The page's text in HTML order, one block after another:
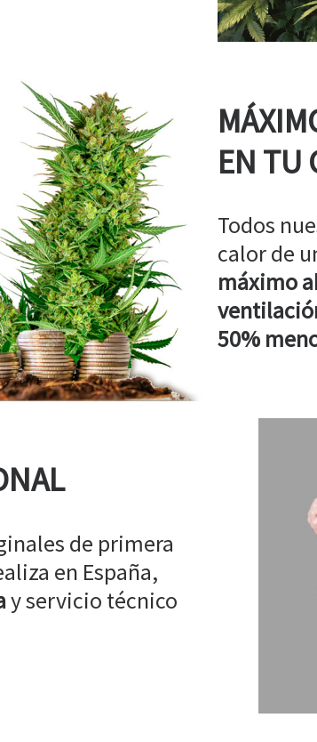
EN TU
Todos
calor de
máximo
50%
de primera
en España,
y servicio técnico